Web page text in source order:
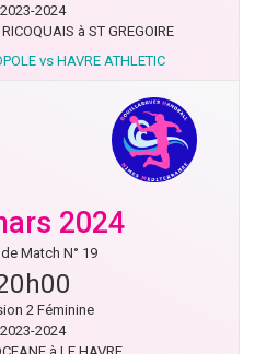
2023-2024
à ST GREGOIRE
vs HAVRE ATHLETIC
2024
Match N° 19
2 Féminine
2023-2024